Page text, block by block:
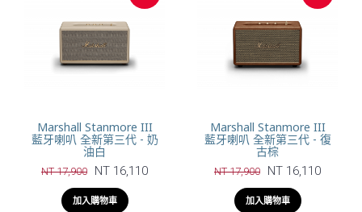
Marshall Stanmore III
藍牙喇叭 全新第三代 - 奶
油白
NT 17,900 NT 16,110
加入購物車
Marshall Stanmore III
藍牙喇叭 全新第三代 - 復
古棕
NT 17,900 NT 16,110
加入購物車